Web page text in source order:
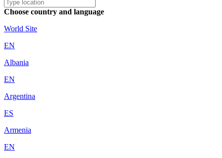
Choose country and language
World Site
EN
Albania
EN
Argentina
ES
Armenia
EN